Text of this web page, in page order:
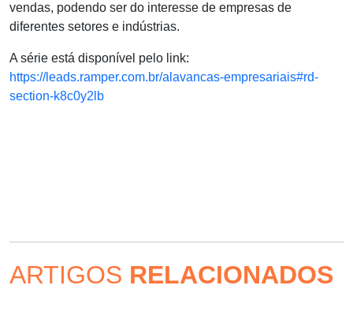
vendas, podendo ser do interesse de empresas de
diferentes setores e indústrias.
A série está disponível pelo link:
https://leads.ramper.com.br/alavancas-empresariais#rd-
section-k8c0y2lb
ARTIGOS RELACIONADOS